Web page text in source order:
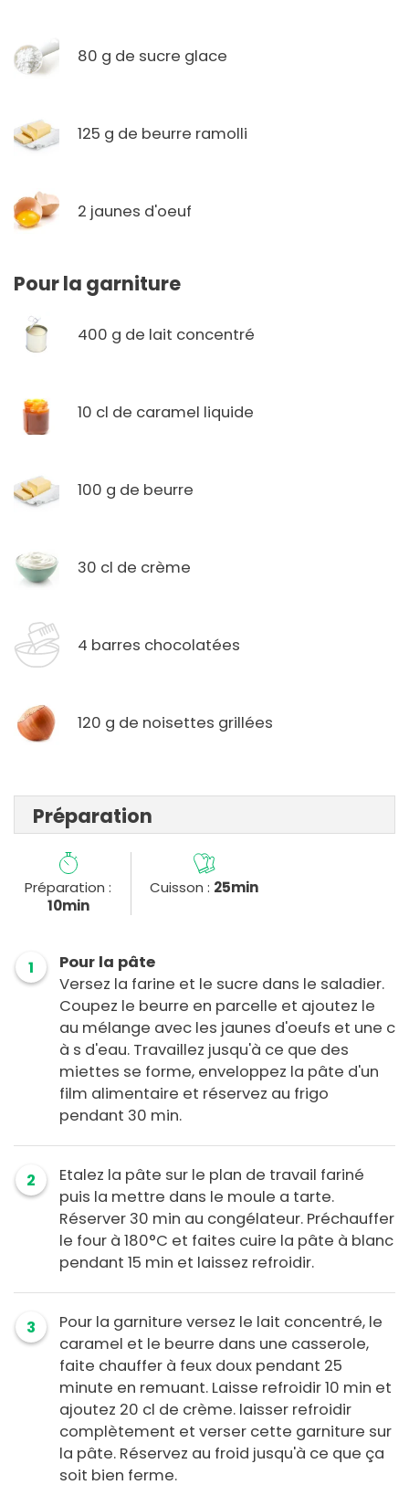
80 g de sucre glace
125 g de beurre ramolli
2 jaunes d'oeuf
Pour la garniture
400 g de lait concentré
10 cl de caramel liquide
100 g de beurre
30 cl de crème
4 barres chocolatées
120 g de noisettes grillées
Préparation
Préparation :
10min
Cuisson : 25min
1
Pour la pâte
Versez la farine et le sucre dans le saladier.
Coupez le beurre en parcelle et ajoutez le
au mélange avec les jaunes d'oeufs et une c
à s d'eau. Travaillez jusqu'à ce que des
miettes se forme, enveloppez la pâte d'un
film alimentaire et réservez au frigo
pendant 30 min.
2
Etalez la pâte sur le plan de travail fariné
puis la mettre dans le moule a tarte.
Réserver 30 min au congélateur. Préchauffer
le four à 180°C et faites cuire la pâte à blanc
pendant 15 min et laissez refroidir.
3
Pour la garniture versez le lait concentré, le
caramel et le beurre dans une casserole,
faite chauffer à feux doux pendant 25
minute en remuant. Laisse refroidir 10 min et
ajoutez 20 cl de crème. laisser refroidir
complètement et verser cette garniture sur
la pâte. Réservez au froid jusqu'à ce que ça
soit bien ferme.